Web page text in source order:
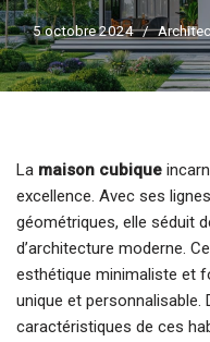
5 octobre 2024
La maison cubique
excellence. Avec ses
géométriques, elle séduit
d’architecture moderne.
esthétique minimaliste et
unique et personnalisable.
caractéristiques de ces